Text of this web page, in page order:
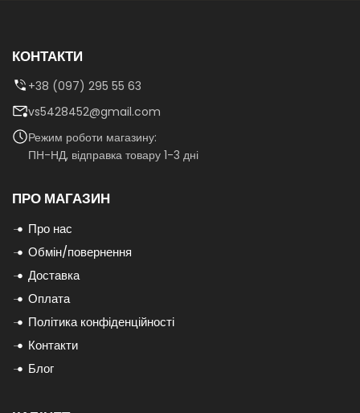
КОНТАКТИ
+38 (097) 295 55 63
vs5428452@gmail.com
Режим роботи магазину:
ПН-НД, відправка товару 1-3 дні
ПРО МАГАЗИН
Про нас
Обмін/повернення
Доставка
Оплата
Політика конфіденційності
Контакти
Блог